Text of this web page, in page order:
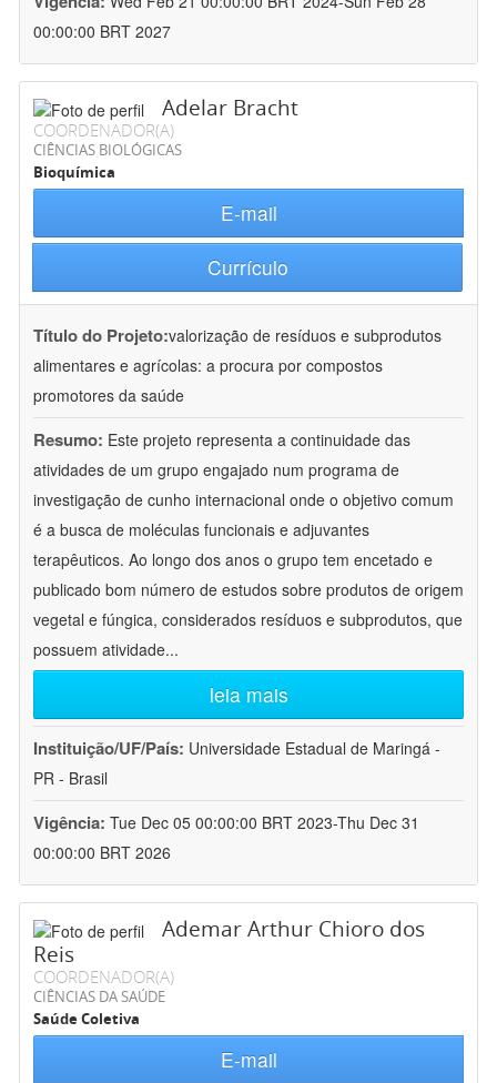
00:00:00 BRT 2027
Adelar Bracht
COORDENADOR(A)
CIÊNCIAS BIOLÓGICAS
Bioquímica
E-mail
Currículo
Título do Projeto:valorização de resíduos e subprodutos
alimentares e agrícolas: a procura por compostos
promotores da saúde
Resumo: Este projeto representa a continuidade das
atividades de um grupo engajado num programa de
investigação de cunho internacional onde o objetivo comum
é a busca de moléculas funcionais e adjuvantes
terapêuticos. Ao longo dos anos o grupo tem encetado e
publicado bom número de estudos sobre produtos de origem
vegetal e fúngica, considerados resíduos e subprodutos, que
possuem atividade...
leia mais
Instituição/UF/País: Universidade Estadual de Maringá -
PR - Brasil
Vigência: Tue Dec 05 00:00:00 BRT 2023-Thu Dec 31
00:00:00 BRT 2026
Ademar Arthur Chioro dos
Reis
COORDENADOR(A)
CIÊNCIAS DA SAÚDE
Saúde Coletiva
E-mail